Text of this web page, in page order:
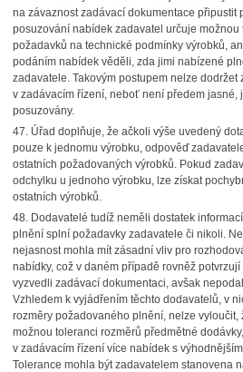
na závaznost zadávací dokumentace připustit
posuzování nabídek zadavatel určuje
požadavků na technické podmínky výrobků,
podáním nabídek věděli, zda jimi nabízené
zadavatele. Takovým postupem nelze dodržet
v zadávacím řízení, neboť není předem jasné,
posuzovány.
47. Úřad doplňuje, že ačkoli výše uvedený
pouze k jednomu výrobku, odpověď
ostatních požadovaných výrobků. Pokud
odchylku u jednoho výrobku, lze získat
ostatních výrobků.
48. Dodavatelé tudíž neměli dostatek
plnění splní požadavky zadavatele či nikoli.
nejasnost mohla mít zásadní vliv pro
nabídky, což v daném případě rovněž
vyzvedli zadávací dokumentaci, avšak
Vzhledem k vyjádřením těchto dodavatelů, v
rozměry požadovaného plnění, nelze vyloučit,
možnou toleranci rozměrů předmětné
v zadávacím řízení více nabídek s
Tolerance mohla být zadavatelem stanovena